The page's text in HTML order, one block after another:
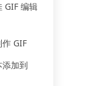
GIF 编辑
GIF
加到